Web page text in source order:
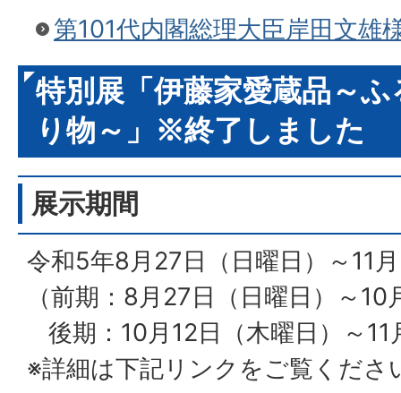
第101代内閣総理大臣岸田文雄
特別展「伊藤家愛蔵品～
り物～」※終了しました
展示期間
令和5年8月27日（日曜日）～11
（前期：8月27日（日曜日）～
後期：10月12日（木曜日）～
※詳細は下記リンクをご覧くださ